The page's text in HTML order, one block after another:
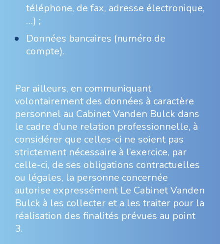
téléphone, de fax, adresse électronique,
…) ;
Données bancaires (numéro de
compte).
Par ailleurs, en communiquant
volontairement des données à caractère
personnel au Cabinet Vanden Bulck dans
le cadre d’une relation professionnelle, à
considérer que celles-ci ne soient pas
strictement nécessaire à l’exercice, par
celle-ci, de ses obligations contractuelles
ou légales, la personne concernée
autorise expressément Le Cabinet Vanden
Bulck à les collecter et a les traiter pour la
réalisation des finalités prévues au point
3.